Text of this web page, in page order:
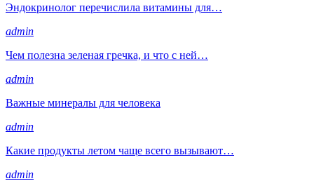
Эндокринолог перечислила витамины для…
admin
Чем полезна зеленая гречка, и что с ней…
admin
Важные минералы для человека
admin
Какие продукты летом чаще всего вызывают…
admin